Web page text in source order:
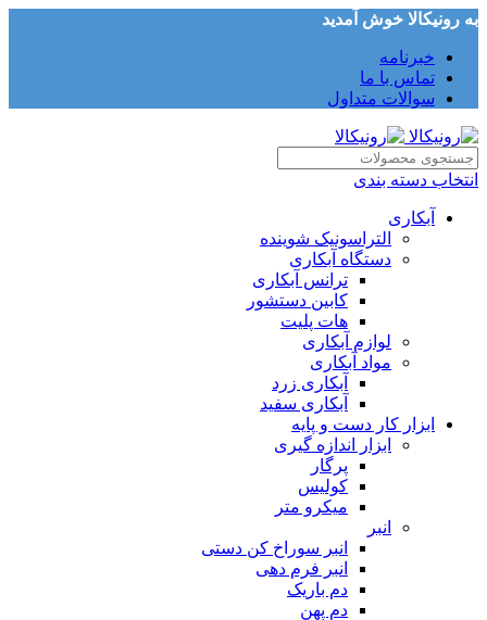
به رونیکالا خوش آمدید
خبرنامه
تماس با ما
سوالات متداول
انتخاب دسته بندی
آبکاری
التراسونیک شوینده
دستگاه آبکاری
ترانس آبکاری
کابین دستشور
هات پلیت
لوازم آبکاری
مواد آبکاری
آبکاری زرد
آبکاری سفید
ابزار کار دست و پایه
ابزار اندازه گیری
پرگار
کولیس
میکرو متر
انبر
انبر سوراخ کن دستی
انبر فرم دهی
دم باریک
دم پهن